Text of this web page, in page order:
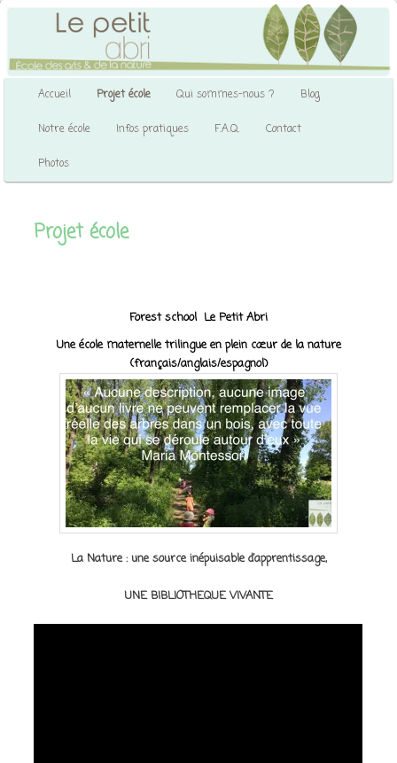
Aller
principalLe petit abri
École des arts & de la nature
Accueil Projet école Qui sommes-nous ? Blog
Notre école Infos pratiques F.A.Q. Contact
Photos
Projet école
Forest school Le Petit Abri
Une école maternelle trilingue en plein cœur de la nature
(français/anglais/espagnol)
La Nature : une source inépuisable d’apprentissage,
UNE BIBLIOTHEQUE VIVANTE